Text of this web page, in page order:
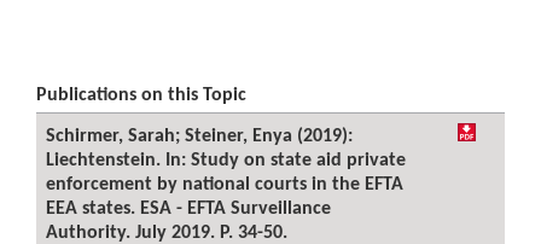
Publications on this Topic
Schirmer, Sarah; Steiner, Enya (2019):
Liechtenstein. In: Study on state aid private
enforcement by national courts in the EFTA
EEA states. ESA - EFTA Surveillance
Authority. July 2019. P. 34-50.